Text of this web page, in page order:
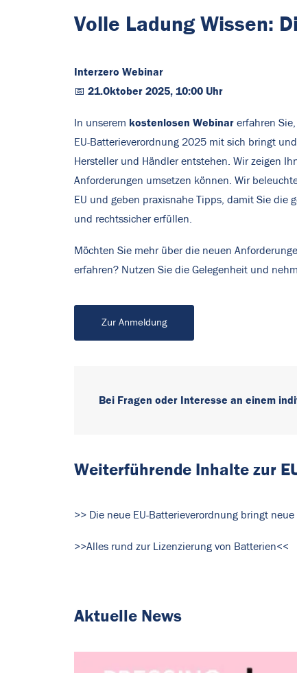
Volle Ladung Wissen:
Interzero Webinar
📅 21.Oktober 2025, 10:00 Uhr
In unserem kostenlosen Webinar erfahren
EU-Batterieverordnung 2025 mit sich bringt
Hersteller und Händler entstehen. Wir zeigen
Anforderungen umsetzen können. Wir
EU und geben praxisnahe Tipps, damit Sie die
und rechtssicher erfüllen.
Möchten Sie mehr über die neuen
erfahren? Nutzen Sie die Gelegenheit und
Zur Anmeldung
Bei Fragen oder Interesse an einem
Weiterführende Inhalte zur
>> Die neue EU-Batterieverordnung bringt
>>Alles rund zur Lizenzierung von Batterien<<
Aktuelle News